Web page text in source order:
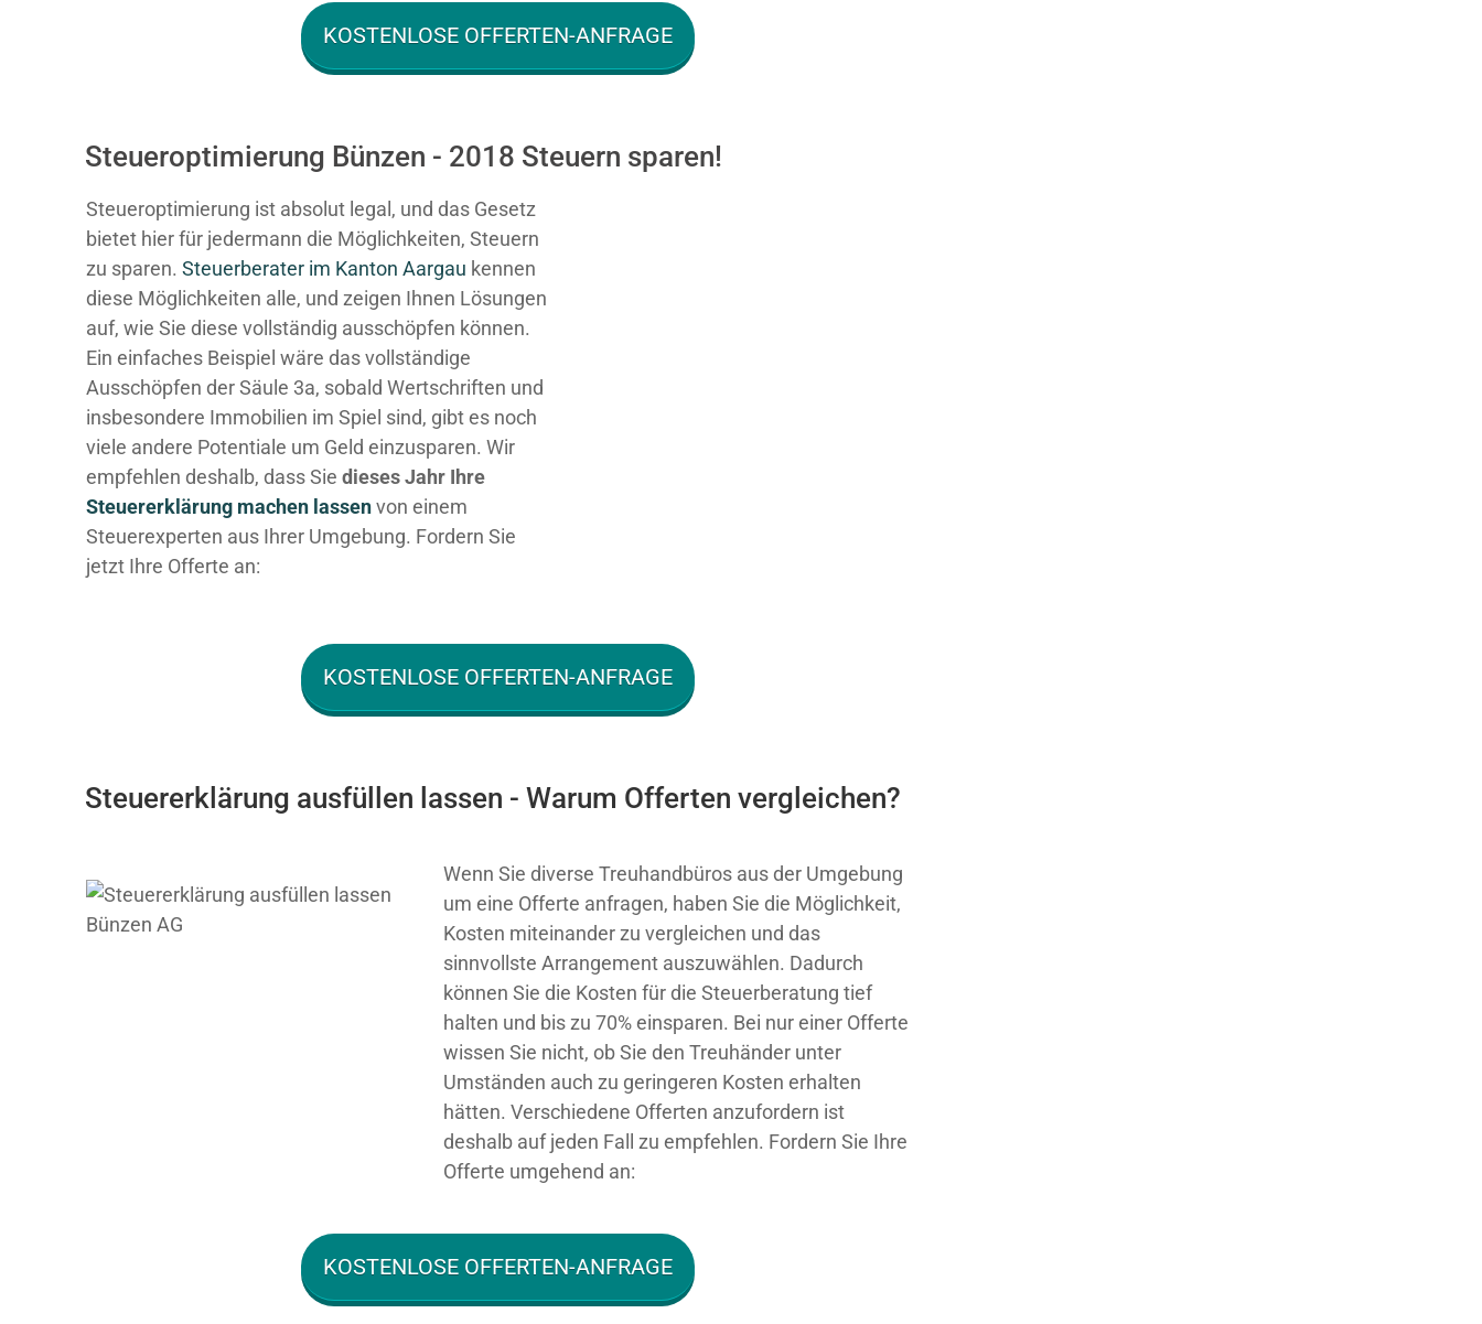
KOSTENLOSE OFFERTEN-ANFRAGE
Steueroptimierung Bünzen - 2018 Steuern sparen!
Steueroptimierung ist absolut legal, und das Gesetz
bietet hier für jedermann die Möglichkeiten, Steuern
zu sparen. Steuerberater im K anton Aargau kennen
diese Möglichkeiten alle, und zeigen Ihnen Lösungen
auf, wie Sie diese vollständig ausschöpfen können.
Ein einfaches Beispiel wäre das vollständige
Ausschöpfen der Säule 3a, sobald Wertschriften und
insbesondere Immobilien im Spiel sind, gibt es noch
viele andere Potentiale um Geld einzusparen. Wir
empfehlen deshalb, dass Sie diesesJahr Ihre
Steuererklärung machen lassenvon einem
Steuerexperten aus Ihrer Umgebung. Fordern Sie
jetzt Ihre Offerte an:
KOSTENLOSE OFFERTEN-ANFRAGE
Steuererklärung ausfüllen lassen - Warum Offerten vergleichen?
Wenn Sie diverse Treuhandbüros aus der Umgebung
um eine Offerte anfragen, haben Sie die Möglichkeit,
Kosten miteinander zu vergleichen und das
sinnvollste Arrangement auszuwählen. Dadurch
können Sie die Kosten für die Steuerberatung tief
halten und bis zu 70% einsparen. Bei nur einer Offerte
wissen Sie nicht, ob Sie den Treuhänder unter
Umständen auch zu geringeren Kosten erhalten
hätten. Verschiedene Offerten anzufordern ist
deshalb auf jeden Fall zu empfehlen. Fordern Sie Ihre
Offerte umgehend an:
KOSTENLOSE OFFERTEN-ANFRAGE